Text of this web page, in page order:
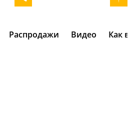
Распродажи Видео Как